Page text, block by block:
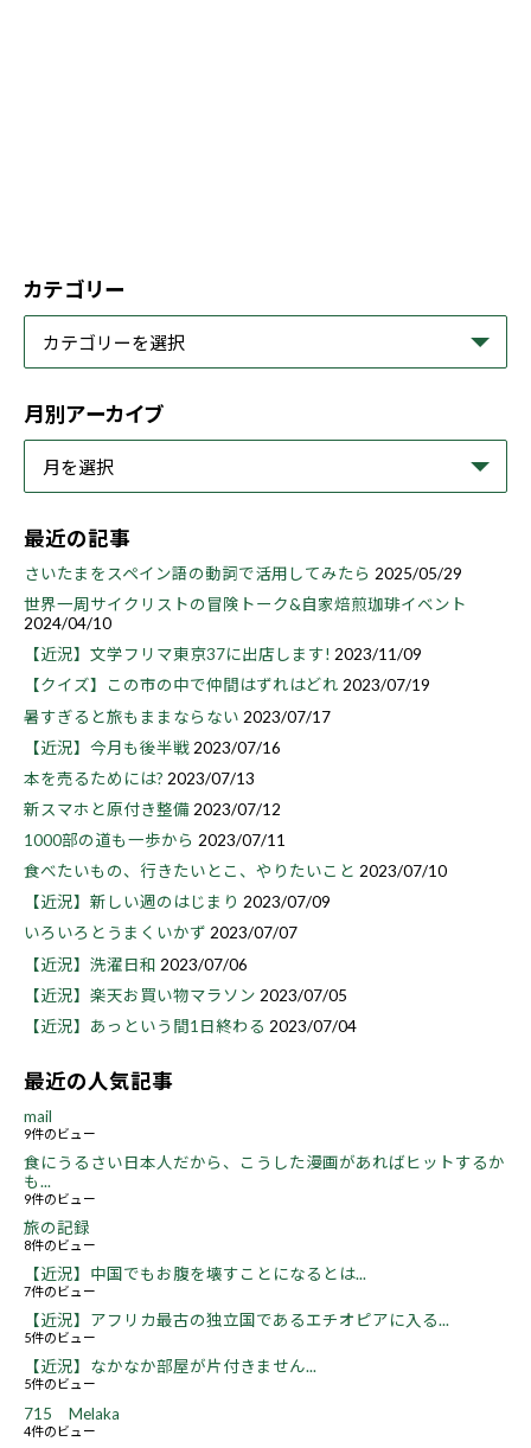
カテゴリー
月別アーカイブ
最近の記事
さいたまをスペイン語の動詞で活用してみたら 2025/05/29
世界一周サイクリストの冒険トーク&自家焙煎珈琲イベント
2024/04/10
【近況】文学フリマ東京37に出店します! 2023/11/09
【クイズ】この市の中で仲間はずれはどれ 2023/07/19
暑すぎると旅もままならない 2023/07/17
【近況】今月も後半戦 2023/07/16
本を売るためには? 2023/07/13
新スマホと原付き整備 2023/07/12
1000部の道も一歩から 2023/07/11
食べたいもの、行きたいとこ、やりたいこと 2023/07/10
【近況】新しい週のはじまり 2023/07/09
いろいろとうまくいかず 2023/07/07
【近況】洗濯日和 2023/07/06
【近況】楽天お買い物マラソン 2023/07/05
【近況】あっという間1日終わる 2023/07/04
最近の人気記事
mail
9件のビュー
食にうるさい日本人だから、こうした漫画があればヒットするか
も...
9件のビュー
旅の記録
8件のビュー
【近況】中国でもお腹を壊すことになるとは...
7件のビュー
【近況】アフリカ最古の独立国であるエチオピアに入る...
5件のビュー
【近況】なかなか部屋が片付きません...
5件のビュー
715 Melaka
4件のビュー